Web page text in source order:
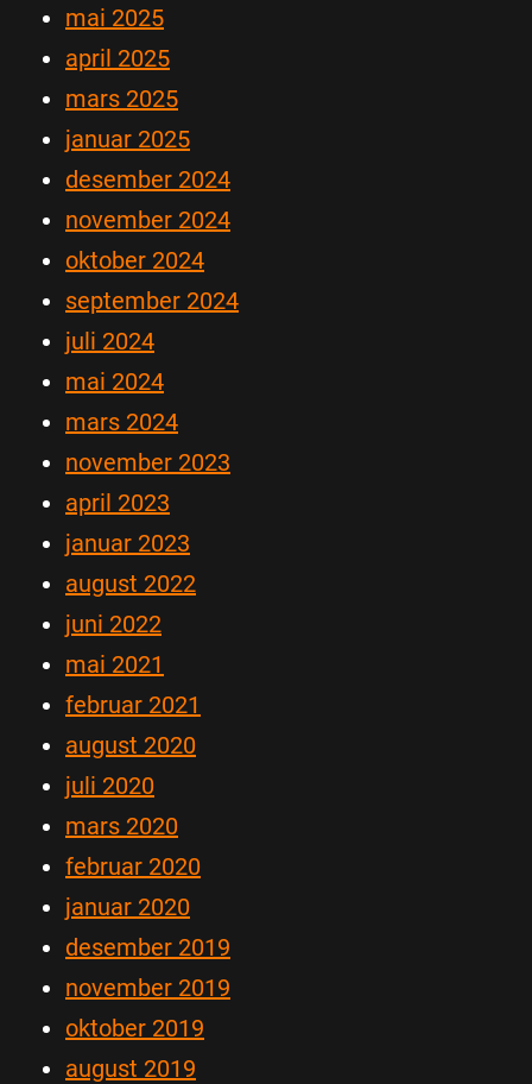
mai 2025
april 2025
mars 2025
januar 2025
desember 2024
november 2024
oktober 2024
september 2024
juli 2024
mai 2024
mars 2024
november 2023
april 2023
januar 2023
august 2022
juni 2022
mai 2021
februar 2021
august 2020
juli 2020
mars 2020
februar 2020
januar 2020
desember 2019
november 2019
oktober 2019
august 2019